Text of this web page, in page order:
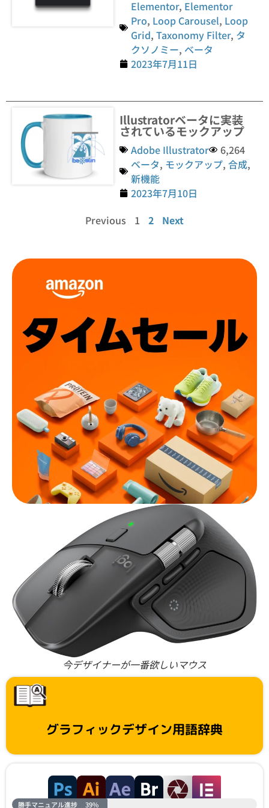
Elementor, Elementor
Pro, Loop Carousel, Loop
Grid,Taxonomy Filter, タ
クソノミー, ベータ
2023年7月11日
Illustratorベータに実装
されているモックアップ
Adobe Illustrator
6,264
ベータ, モックアップ,合成,
新機能
2023年7月10日
Previous
1 2 Next
今デザイナーが一番欲しいマウス
グラフィックデザイン用語辞典
勝手マニュアル進捗 39%